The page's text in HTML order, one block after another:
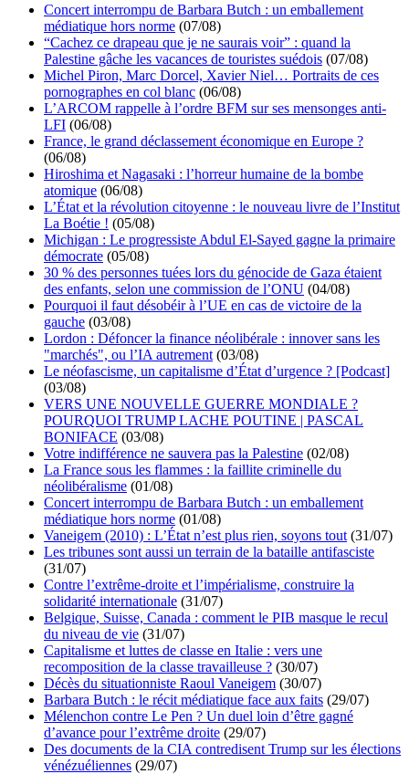
Concert interrompu de Barbara Butch : un emballement
médiatique hors norme (07/08)
“Cachez ce drapeau que je ne saurais voir” : quand la
Palestine gâche les vacances de touristes suédois (07/08)
Michel Piron, Marc Dorcel, Xavier Niel… Portraits de ces
pornographes en col blanc (06/08)
L’ARCOM rappelle à l’ordre BFM sur ses mensonges anti-
LFI (06/08)
France, le grand déclassement économique en Europe ?
(06/08)
Hiroshima et Nagasaki : l’horreur humaine de la bombe
atomique (06/08)
L’État et la révolution citoyenne : le nouveau livre de l’Institut
La Boétie ! (05/08)
Michigan : Le progressiste Abdul El-Sayed gagne la primaire
démocrate (05/08)
30 % des personnes tuées lors du génocide de Gaza étaient
des enfants, selon une commission de l’ONU (04/08)
Pourquoi il faut désobéir à l’UE en cas de victoire de la
gauche (03/08)
Lordon : Défoncer la finance néolibérale : innover sans les
"marchés", ou l’IA autrement (03/08)
Le néofascisme, un capitalisme d’État d’urgence ? [Podcast]
(03/08)
VERS UNE NOUVELLE GUERRE MONDIALE ?
POURQUOI TRUMP LACHE POUTINE | PASCAL
BONIFACE (03/08)
Votre indifférence ne sauvera pas la Palestine (02/08)
La France sous les flammes : la faillite criminelle du
néolibéralisme (01/08)
Concert interrompu de Barbara Butch : un emballement
médiatique hors norme (01/08)
Vaneigem (2010) : L’État n’est plus rien, soyons tout (31/07)
Les tribunes sont aussi un terrain de la bataille antifasciste
(31/07)
Contre l’extrême-droite et l’impérialisme, construire la
solidarité internationale (31/07)
Belgique, Suisse, Canada : comment le PIB masque le recul
du niveau de vie (31/07)
Capitalisme et luttes de classe en Italie : vers une
recomposition de la classe travailleuse ? (30/07)
Décès du situationniste Raoul Vaneigem (30/07)
Barbara Butch : le récit médiatique face aux faits (29/07)
Mélenchon contre Le Pen ? Un duel loin d’être gagné
d’avance pour l’extrême droite (29/07)
Des documents de la CIA contredisent Trump sur les élections
vénézuéliennes (29/07)